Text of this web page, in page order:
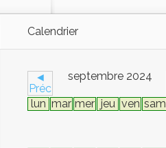
Calendrier
◄
Préc
septembre 2024
lun mar mer jeu ven sam